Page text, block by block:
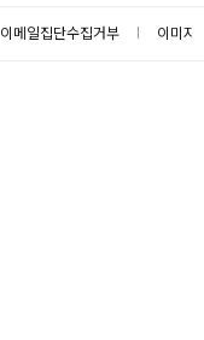
이메일집단수집거부 이미지